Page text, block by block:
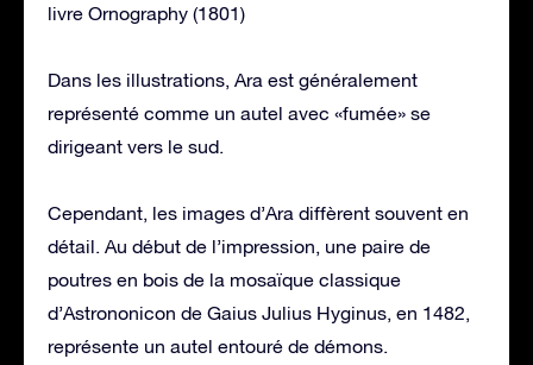
livre Ornography (1801)
Dans les illustrations, Ara est généralement
représenté comme un autel avec «fumée» se
dirigeant vers le sud.
Cependant, les images d’Ara diffèrent souvent en
détail. Au début de l’impression, une paire de
poutres en bois de la mosaïque classique
d’Astrononicon de Gaius Julius Hyginus, en 1482,
représente un autel entouré de démons.